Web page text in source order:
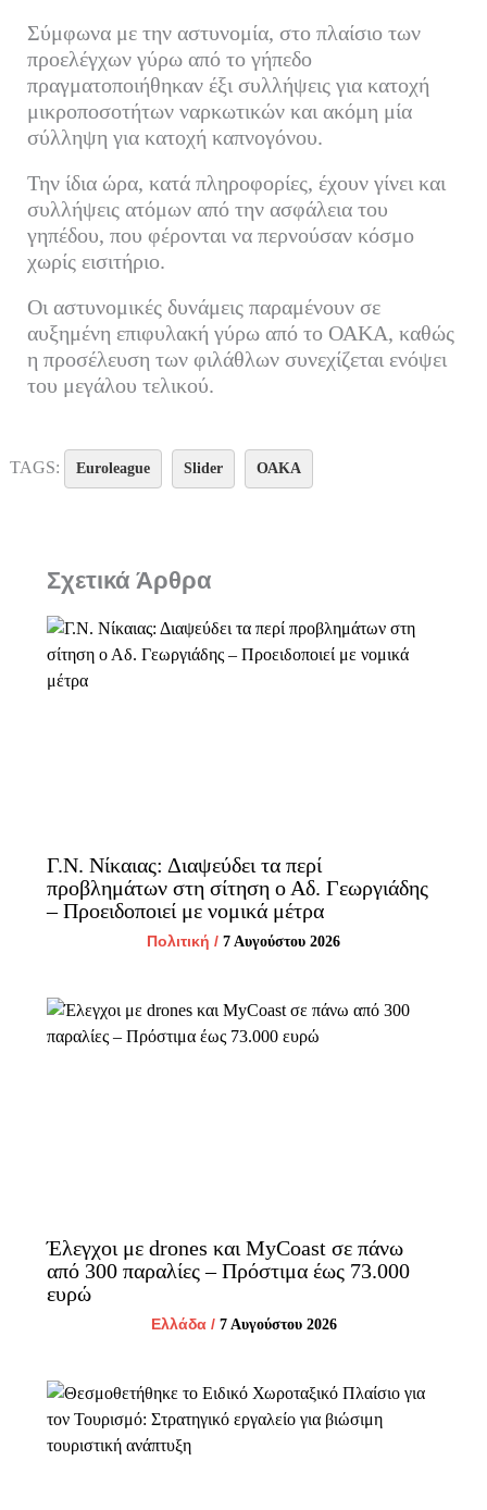
Σύμφωνα με την αστυνομία, στο πλαίσιο των
προελέγχων γύρω από το γήπεδο
πραγματοποιήθηκαν έξι συλλήψεις για κατοχή
μικροποσοτήτων ναρκωτικών και ακόμη μία
σύλληψη για κατοχή καπνογόνου.
Την ίδια ώρα, κατά πληροφορίες, έχουν γίνει και
συλλήψεις ατόμων από την ασφάλεια του
γηπέδου, που φέρονται να περνούσαν κόσμο
χωρίς εισιτήριο.
Οι αστυνομικές δυνάμεις παραμένουν σε
αυξημένη επιφυλακή γύρω από το ΟΑΚΑ, καθώς
η προσέλευση των φιλάθλων συνεχίζεται ενόψει
του μεγάλου τελικού.
TAGS: Euroleague Slider ΟΑΚΑ
Σχετικά Άρθρα
Γ.Ν. Νίκαιας: Διαψεύδει τα περί
προβλημάτων στη σίτηση ο Αδ. Γεωργιάδης
– Προειδοποιεί με νομικά μέτρα
Πολιτική / 7 Αυγούστου 2026
Έλεγχοι με drones και MyCoast σε πάνω
από 300 παραλίες – Πρόστιμα έως 73.000
ευρώ
Ελλάδα/ 7 Αυγούστου 2026